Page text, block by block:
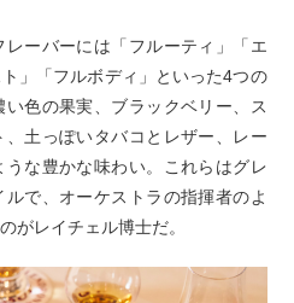
ーバーには「フルーティ」「エ
」「フルボディ」といった4つの
色の果実、ブラックベリー、ス
土っぽいタバコとレザー、レー
な豊かな味わい。これらはグレ
で、オーケストラの指揮者のよ
がレイチェル博士だ。